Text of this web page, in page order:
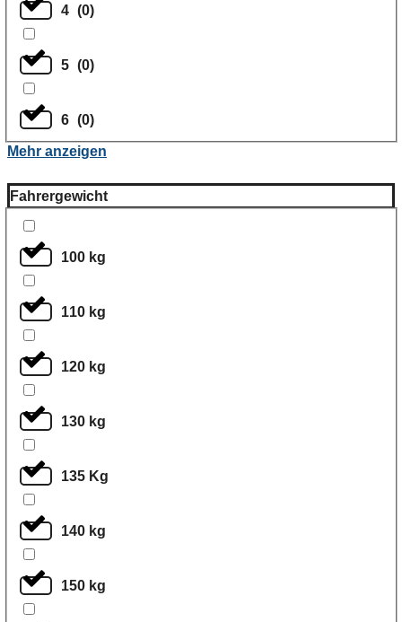
4 (0)
5 (0)
6 (0)
Mehr anzeigen
Fahrergewicht
100 kg
110 kg
120 kg
130 kg
135 Kg
140 kg
150 kg